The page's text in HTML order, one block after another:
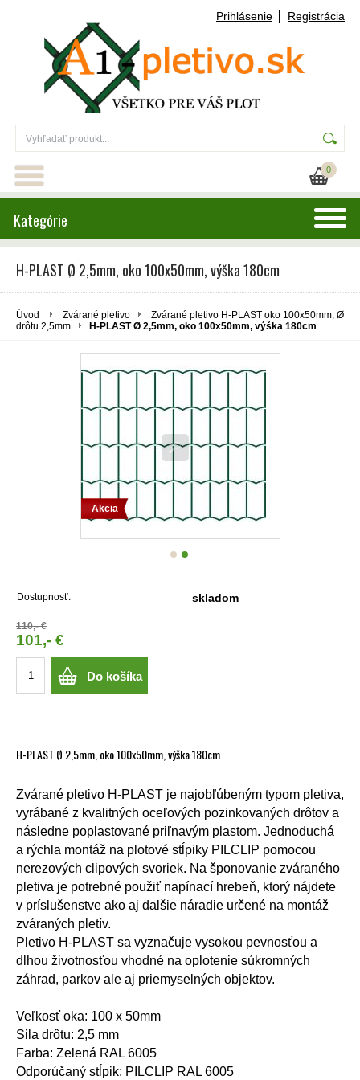
Prihlásenie Registrácia
0
Kategórie
H-PLAST Ø 2,5mm, oko 100x50mm, výška 180cm
Úvod Zvárané pletivo
Zvárané pletivo H-PLAST oko 100x50mm, Ø
drôtu 2,5mm
H-PLAST Ø 2,5mm, oko 100x50mm, výška 180cm
Akcia
Dostupnosť: skladom
110,- €
101,- €
Do košíka
H-PLAST Ø 2,5mm, oko 100x50mm, výška 180cm
Zvárané pletivo H-PLAST je najobľúbeným typom pletiva,
vyrábané z kvalitných oceľových pozinkovaných drôtov a
následne poplastované priľnavým plastom. Jednoduchá
a rýchla montáž na plotové stĺpiky PILCLIP pomocou
nerezových clipových svoriek. Na šponovanie zváraného
pletiva je potrebné použiť napínací hrebeň, ktorý nájdete
v príslušenstve ako aj dalšie náradie určené na montáž
zváraných pletív.
Pletivo H-PLAST sa vyznačuje vysokou pevnosťou a
dlhou životnosťou vhodné na oplotenie súkromných
záhrad, parkov ale aj priemyselných objektov.
Veľkosť oka: 100 x 50mm
Sila drôtu: 2,5 mm
Farba: Zelená RAL 6005
Odporúčaný stĺpik: PILCLIP RAL 6005